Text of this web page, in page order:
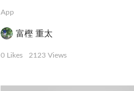
App
富樫 重太
0 Likes 2123 Views